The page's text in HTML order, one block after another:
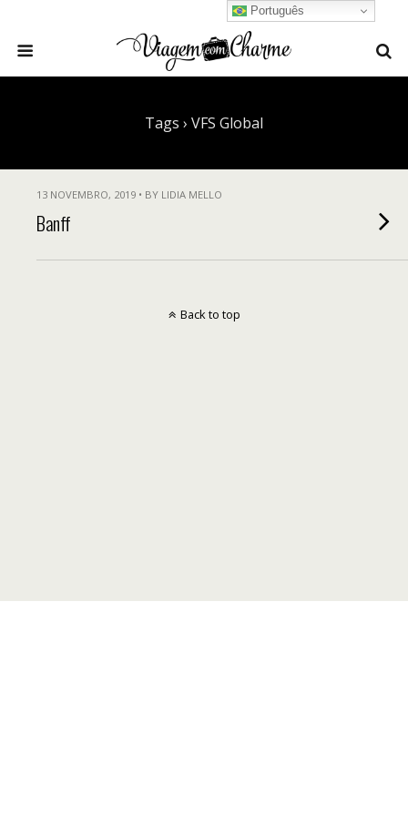
Tags › VFS Global
13 NOVEMBRO, 2019 • BY LIDIA MELLO
Banff
Português
Back to top